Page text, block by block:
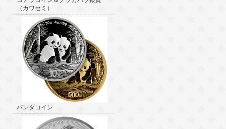
（カワセミ）
パンダコイン